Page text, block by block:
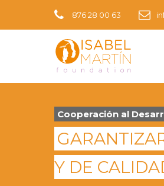
876 28 00 63
Cooperación al
Y DE